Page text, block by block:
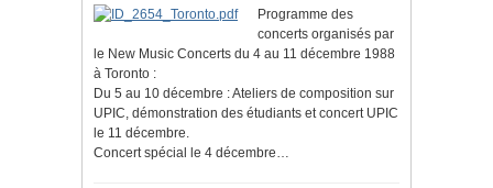
Programme des
concerts organisés par
le New Music Concerts du 4 au 11 décembre 1988
à Toronto :
Du 5 au 10 décembre : Ateliers de composition sur
UPIC, démonstration des étudiants et concert UPIC
le 11 décembre.
Concert spécial le 4 décembre…